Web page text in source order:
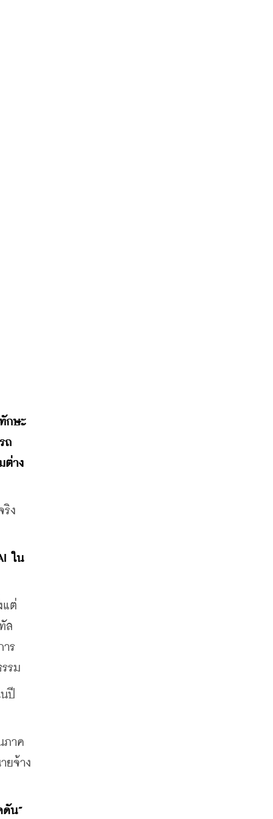
กษะ
ถ
ต่าง
ง
ใน
แต่
ล
าร
รม
ปี
ภาค
ยจ้าง
ดัน”